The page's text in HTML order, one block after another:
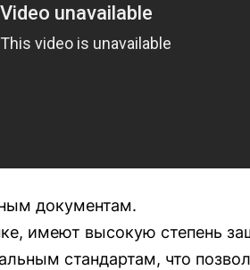
документам.
имеют высокую степень
стандартам, что